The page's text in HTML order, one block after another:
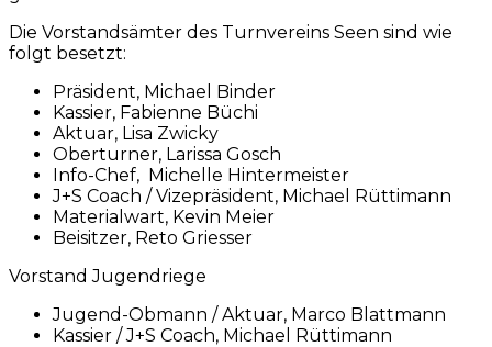
Die Vorstandsämter des Turnvereins Seen sind wie
folgt besetzt:
Präsident, Michael Binder
Kassier, Fabienne Büchi
Aktuar, Lisa Zwicky
Oberturner, Larissa Gosch
Info-Chef, Michelle Hintermeister
J+S Coach / Vizepräsident, Michael Rüttimann
Materialwart, Kevin Meier
Beisitzer, Reto Griesser
Vorstand Jugendriege
Jugend-Obmann / Aktuar, Marco Blattmann
Kassier / J+S Coach, Michael Rüttimann